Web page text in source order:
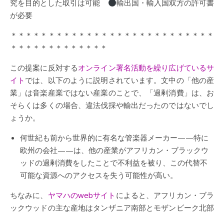
究を目的とした取引は可能
輸出国・輸入国双方の許可書
が必要
＊＊＊＊＊＊＊＊＊＊＊＊＊＊＊＊＊＊＊＊＊＊＊＊＊＊＊
＊＊＊＊＊＊＊＊＊＊＊＊＊
この提案に反対するオンライン署名活動を繰り広げているサ
イト では、以下のように説明されています。文中の「他の産
業」は音楽産業ではない産業のことで、「過剰消費」は、お
そらくは多くの場合、違法伐採や輸出だったのではないでし
ょうか。
何世紀も前から世界的に有名な管楽器メーカー——特に
欧州の会社——は、他の産業がアフリカン・ブラックウ
ッドの過剰消費をしたことで不利益を被り、この代替不
可能な資源へのアクセスを失う可能性が高い。
ちなみに、 ヤマハのwebサイト によると、アフリカン・ブラ
ックウッドの主な産地はタンザニア南部とモザンビーク北部